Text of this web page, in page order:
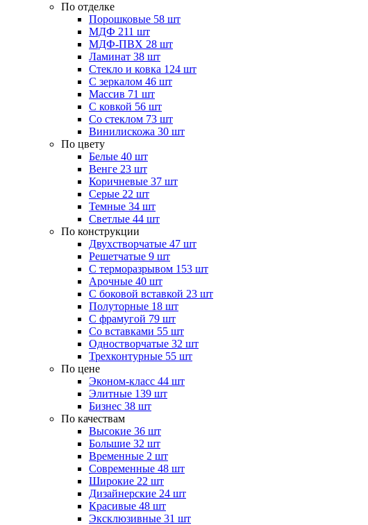
По отделке
Порошковые 58 шт
МДФ 211 шт
МДФ-ПВХ 28 шт
Ламинат 38 шт
Стекло и ковка 124 шт
С зеркалом 46 шт
Массив 71 шт
С ковкой 56 шт
Со стеклом 73 шт
Винилискожа 30 шт
По цвету
Белые 40 шт
Венге 23 шт
Коричневые 37 шт
Серые 22 шт
Темные 34 шт
Светлые 44 шт
По конструкции
Двухстворчатые 47 шт
Решетчатые 9 шт
С терморазрывом 153 шт
Арочные 40 шт
С боковой вставкой 23 шт
Полуторные 18 шт
С фрамугой 79 шт
Cо вставками 55 шт
Одностворчатые 32 шт
Трехконтурные 55 шт
По цене
Эконом-класс 44 шт
Элитные 139 шт
Бизнес 38 шт
По качествам
Высокие 36 шт
Большие 32 шт
Временные 2 шт
Современные 48 шт
Широкие 22 шт
Дизайнерские 24 шт
Красивые 48 шт
Эксклюзивные 31 шт